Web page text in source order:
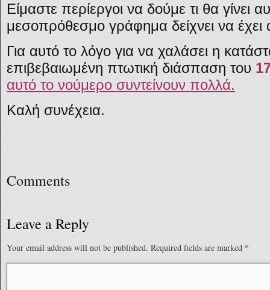
Είμαστε περίεργοι να δούμε τι θα γίνει
μεσοπρόθεσμο γράφημα δείχνει να έχει
Για αυτό το λόγο για να χαλάσει η
επιβεβαιωμένη πτωτική διάσπαση του
αυτό το νούμερο συντείνουν πολλά.
Καλή συνέχεια.
Comments
Leave a Reply
Your email address will not be published. Required fields are marked *